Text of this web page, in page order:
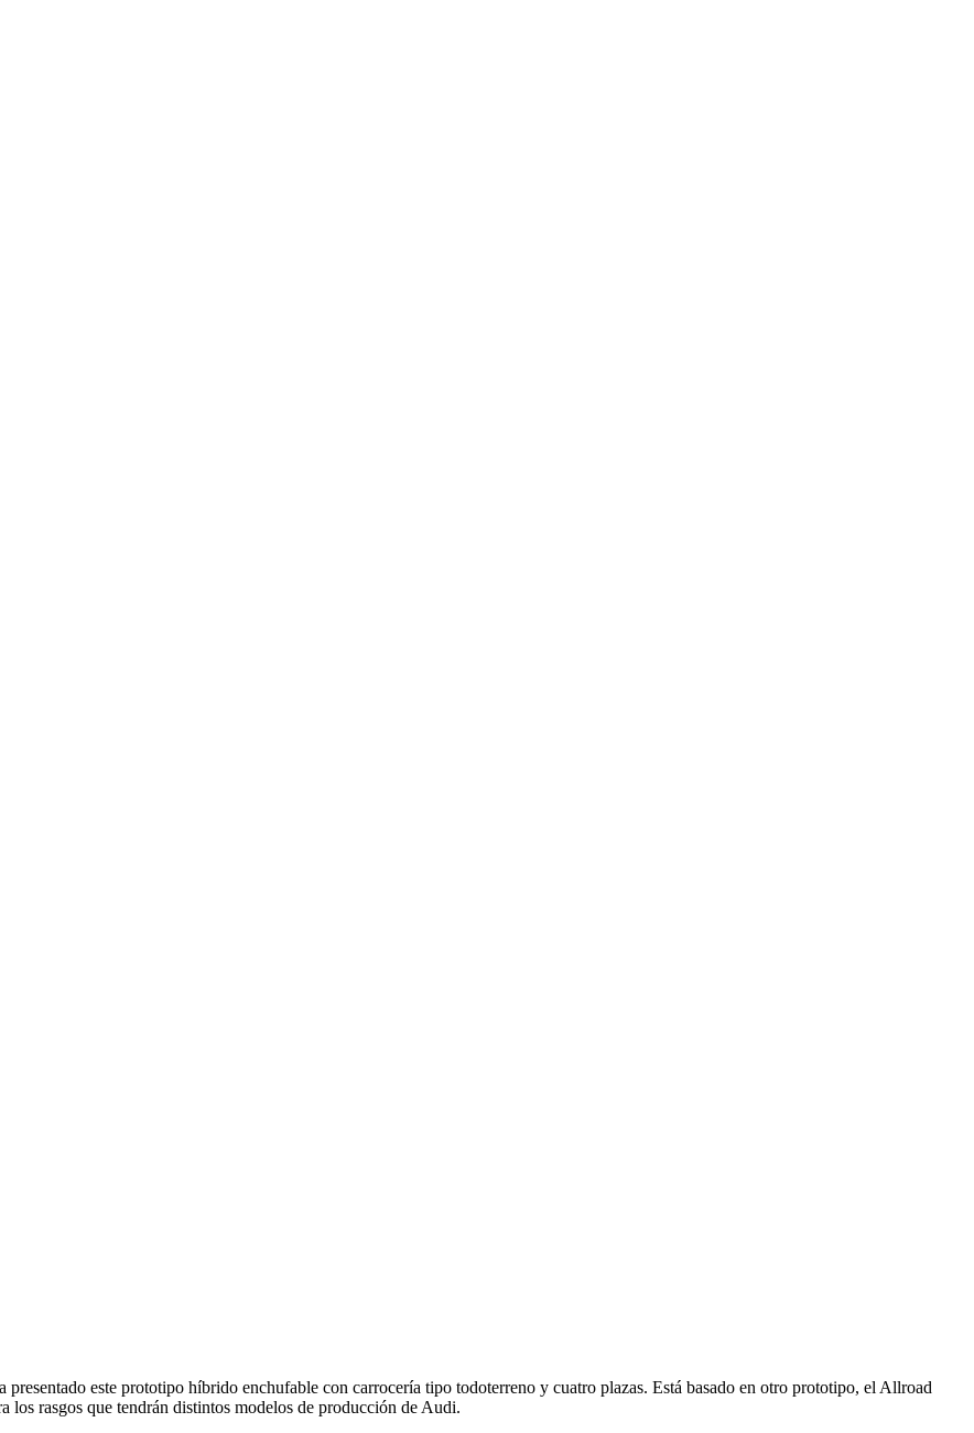
este prototipo híbrido enchufable con carrocería tipo todoterreno y cuatro plazas. Está basado en otro prototipo, el Allroad
los rasgos que tendrán distintos modelos de producción de Audi.